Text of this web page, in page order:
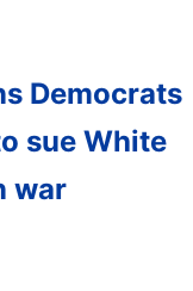
Democrats
sue White
war